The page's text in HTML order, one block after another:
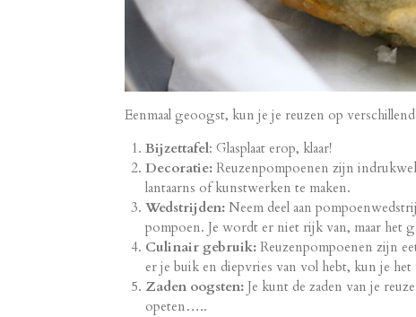
Eenmaal geoogst, kun je je reuzen op
Bijzettafel: Glasplaat erop, klaar!
Decoratie:Reuzenpompoenen zijn
lantaarns of kunstwerken te maken.
Wedstrijden:Neem deel aan
pompoen. Je wordt er niet rijk van, maar het
Culinair gebruik:Reuzenpompoenen zijn
er je buik en diepvries van vol hebt, kun je
Zaden oogsten:Je kunt de zaden van je
opeten…..